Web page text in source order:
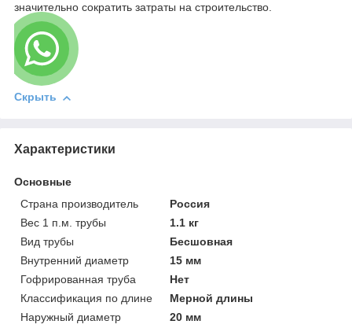
значительно сократить затраты на строительство.
Скрыть
Характеристики
Основные
Страна производитель
Россия
Вес 1 п.м. трубы
1.1 кг
Вид трубы
Бесшовная
Внутренний диаметр
15 мм
Гофрированная труба
Нет
Классификация по длине
Мерной длины
Наружный диаметр
20 мм